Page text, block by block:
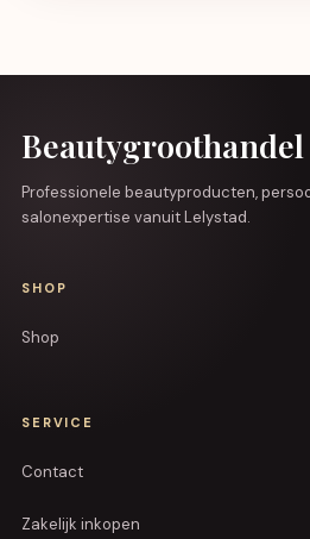
Beautygroothandel
Professionele beautyproducten,
salonexpertise vanuit Lelystad.
SHOP
Shop
SERVICE
Contact
Zakelijk inkopen